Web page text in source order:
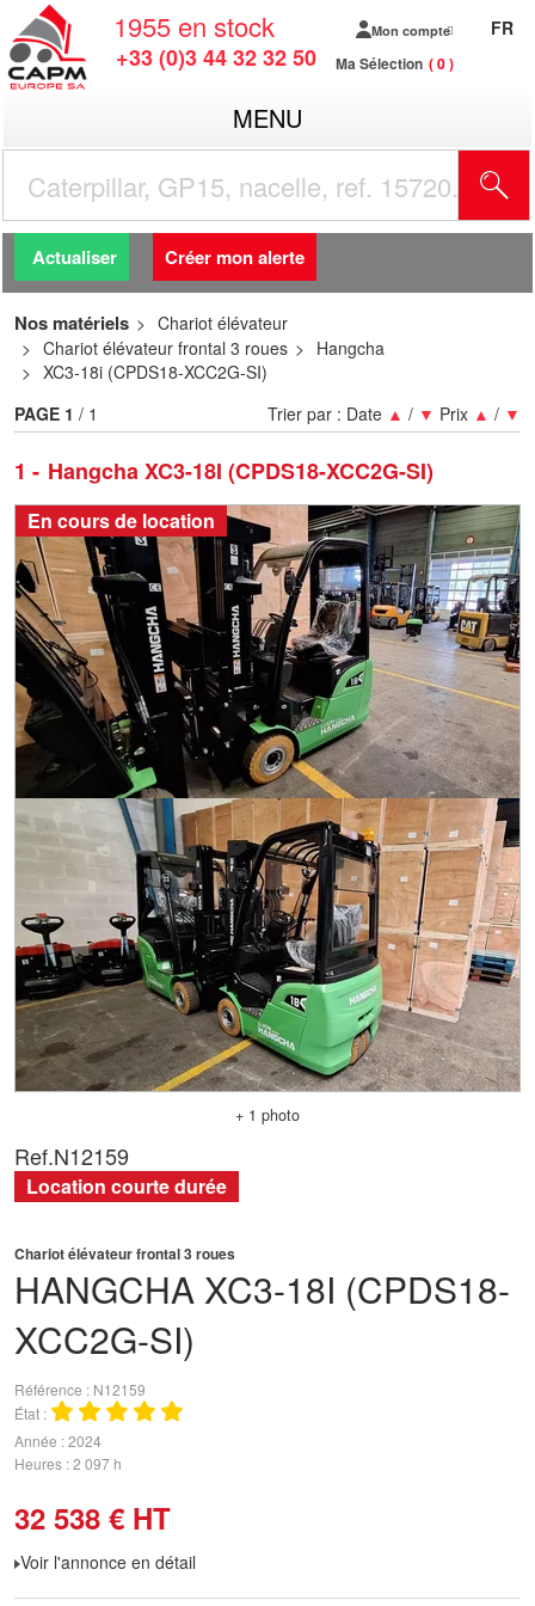
1955 en stock
+33 (0)3 44 32 32 50
Mon compte
Ma Sélection 0
FR
MENU
Actualiser Créer mon alerte
Nos matériels
Chariot élévateur
Chariot élévateur frontal 3 roues
Hangcha
XC3-18i (CPDS18-XCC2G-SI)
1 Hangcha XC3-18I (CPDS18-XCC2G-SI)
Trier par : Date ▲ / ▼ Prix ▲ / ▼
PAGE 1 / 1
En cours de location
+ 1 photo
HANGCHA XC3-18I (CPDS18-
XCC2G-SI)
Chariot élévateur frontal 3 roues
Référence
N12159
État
Année 2024
Heures 2 097 h
32 538 € HT
Voir l'annonce en détail
Ref.N12159
Location courte durée